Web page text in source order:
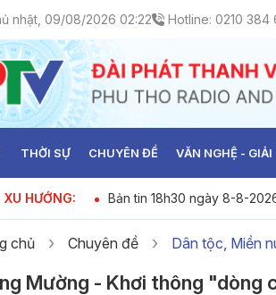
nhật, 09/08/2026 02:22 Hotline: 0210 384
THỜI SỰ CHUYÊN ĐỀ VĂN NGHỆ - GIẢI
XU HƯỚNG: Bản tin 18h30 ngày 8-8-
chủ Chuyên đề Dân tộc, Miền
Mường - Khơi thông "dòng